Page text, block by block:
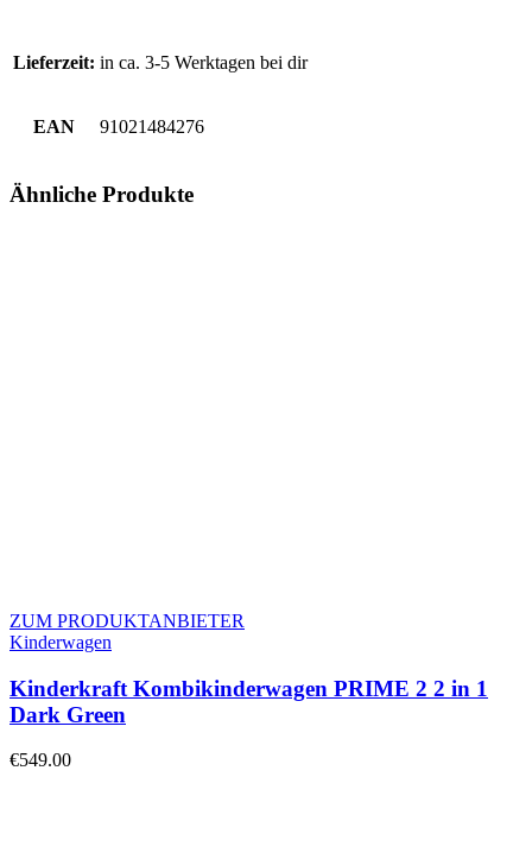
Lieferzeit: in ca. 3-5 Werktagen bei dir
EAN 91021484276
Ähnliche Produkte
ZUM PRODUKTANBIETER
Kinderwagen
Kinderkraft Kombikinderwagen PRIME 2 2 in 1
Dark Green
€549.00